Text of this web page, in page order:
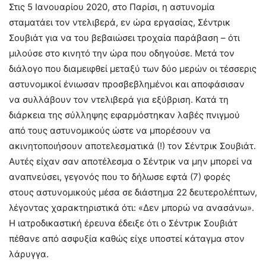
Στις 5 Ιανουαρίου 2020, στο Παρίσι, η αστυνομία
σταματάει τον ντελιβερά, εν ώρα εργασίας, Σέντρικ
Σουβιάτ για να του βεβαιώσει τροχαία παράβαση – ότι
μιλούσε στο κινητό την ώρα που οδηγούσε. Μετά τον
διάλογο που διαμειφθεί μεταξύ των δύο μερών οι τέσσερις
αστυνομικοί ένιωσαν προσβεβλημένοι και αποφάσισαν
να συλλάβουν τον ντελιβερά για εξύβριση. Κατά τη
διάρκεια της σύλληψης εφαρμόστηκαν λαβές πνιγμού
από τους αστυνομικούς ώστε να μπορέσουν να
ακινητοποιήσουν αποτελεσματικά (!) τον Σέντρικ Σουβιάτ.
Αυτές είχαν σαν αποτέλεσμα ο Σέντρικ να μην μπορεί να
αναπνεύσει, γεγονός που το δήλωσε εφτά (7) φορές
στους αστυνομικούς μέσα σε διάστημα 22 δευτερολέπτων,
λέγοντας χαρακτηριστικά ότι: «Δεν μπορώ να ανασάνω».
Η ιατροδικαστική έρευνα έδειξε ότι ο Σέντρικ Σουβιάτ
πέθανε από ασφυξία καθώς είχε υποστεί κάταγμα στον
λάρυγγα.